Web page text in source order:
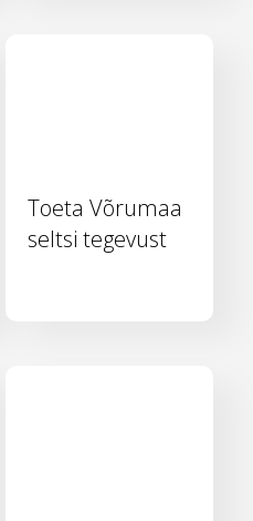
Toeta Võrumaa
seltsi tegevust